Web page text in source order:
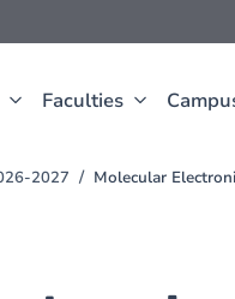
Faculties
2027 Molecular